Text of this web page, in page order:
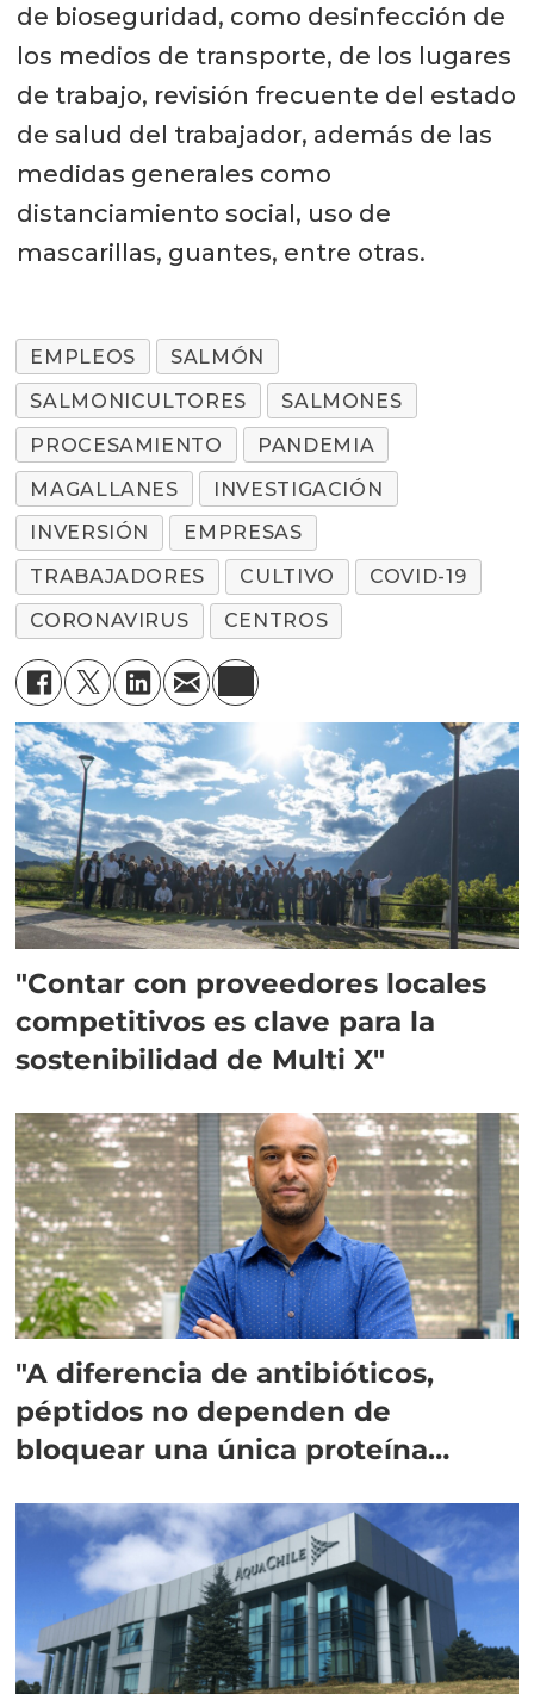
de bioseguridad, como desinfección de
los medios de transporte, de los lugares
de trabajo, revisión frecuente del estado
de salud del trabajador, además de las
medidas generales como
distanciamiento social, uso de
mascarillas, guantes, entre otras.
EMPLEOS
SALMÓN
SALMONICULTORES
SALMONES
PROCESAMIENTO
PANDEMIA
MAGALLANES
INVESTIGACIÓN
INVERSIÓN
EMPRESAS
TRABAJADORES
CULTIVO
COVID-19
CORONAVIRUS
CENTROS
"Contar con proveedores locales
competitivos es clave para la
sostenibilidad de Multi X"
"A diferencia de antibióticos,
péptidos no dependen de
bloquear una única proteína